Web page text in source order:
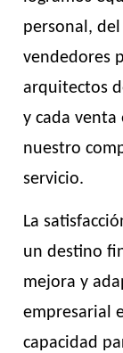
personal,
vendedores
arquitectos
y cada
nuestro
servicio.
La
un destino
mejora y
empresarial
capacidad